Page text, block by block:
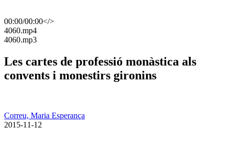
00:00/00:00</>
​4060.mp4
​4060.mp3
Les cartes de professió monàstica als
convents i monestirs gironins
Correu, Maria Esperança
​ 2015-11-12